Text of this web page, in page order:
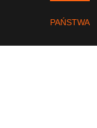
PAŃSTWA